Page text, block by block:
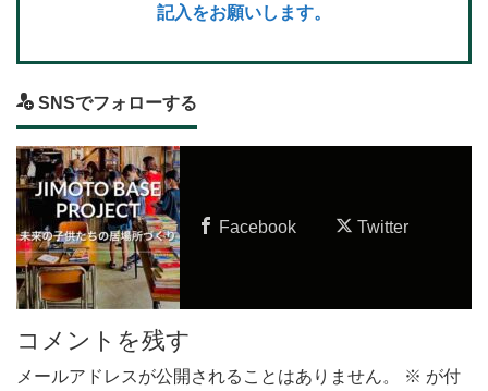
記入をお願いします。
SNSでフォローする
Facebook Twitter
コメントを残す
メールアドレスが公開されることはありません。 ※ が付